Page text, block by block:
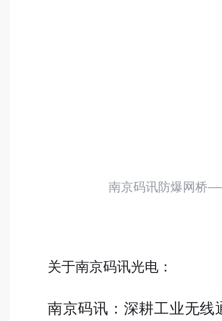
南京码讯防爆网桥
关于南京码讯光电：
南京码讯：深耕工业无线